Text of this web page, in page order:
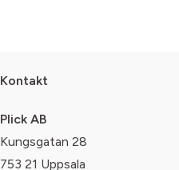
Kontakt
Plick AB
Kungsgatan 28
753 21 Uppsala